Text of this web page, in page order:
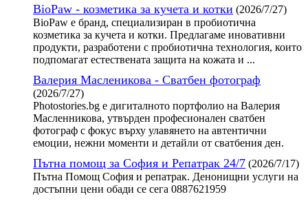
BioPaw - козметика за кучета и котки (2026/7/27)
BioPaw е бранд, специализиран в пробиотична
козметика за кучета и котки. Предлагаме иновативни
продукти, разработени с пробиотична технология, които
подпомагат естествената защита на кожата и ...
Валерия Масленикова - Сватбен фотограф
(2026/7/27)
Photostories.bg е дигиталното портфолио на Валерия
Масленникова, утвърден професионален сватбен
фотограф с фокус върху улавянето на автентични
емоции, нежни моменти и детайли от сватбения ден.
Пътна помощ за София и Репатрак 24/7 (2026/7/17)
Пътна Помощ София и репатрак. Денонищни услуги на
достъпни цени обади се сега 0887621959